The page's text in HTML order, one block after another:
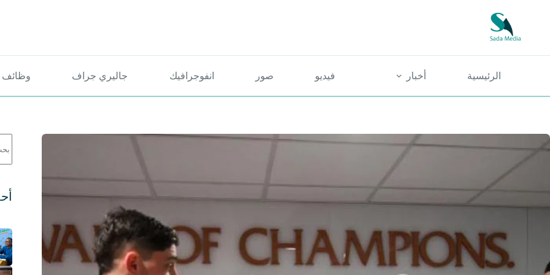
الرئيسية أخبار فيديو صور انفوجرافيك جاليري جراف وظائف